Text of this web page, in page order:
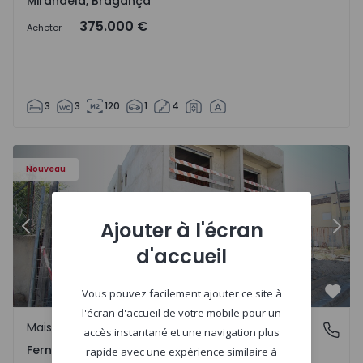
Acheter 375.000 €
3 3 120 1 4
Nouveau
Maison Jumelée T3 Seixal, Pinhal General - 1575229 - 1
Précédent
Fernão Ferro, Setúbal
Maison Jumelée
Fernão Ferro, Setúbal
Ajouter à l'écran
d'accueil
Vous pouvez facilement ajouter ce site à
l'écran d'accueil de votre mobile pour un
accès instantané et une navigation plus
rapide avec une expérience similaire à